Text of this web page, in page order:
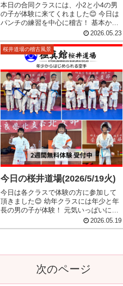
本日の合同クラスには、小2と小4の男
の子が体験に来てくれました😊 今日は
パンチの練習を中心に稽古！ 基本から
しっかり意識しながら、力強い突きを
目指して頑張りました🔥 明日は富田林
で強化稽古です。 参加する道場生はし
っかり学んで、また普段の稽...
2026.05.23
桜井道場の稽古風景
今日の桜井道場(2026/5/19火)
今日は各クラスで体験の方に参加して
頂きました😊 幼年クラスには年少と年
長の男の子が体験！ 元気いっぱいに稽
古に取り組んでくれていました✨ 少年
クラスには小4の男の子が体験🥋 基本や
2026.05.19
次のページ